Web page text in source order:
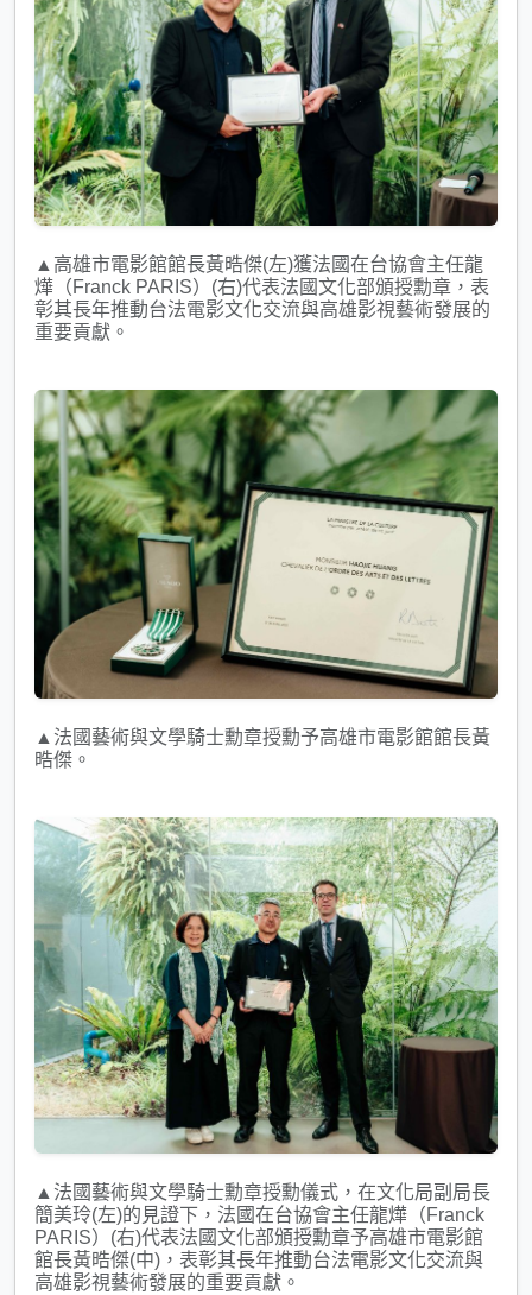
▲高雄市電影館館長黃晧傑(左)獲法國在台協會主任龍
燁（Franck PARIS）(右)代表法國文化部頒授勳章，表
彰其長年推動台法電影文化交流與高雄影視藝術發展的
重要貢獻。
▲法國藝術與文學騎士勳章授勳予高雄市電影館館長黃
晧傑。
▲法國藝術與文學騎士勳章授勳儀式，在文化局副局長
簡美玲(左)的見證下，法國在台協會主任龍燁（Franck
PARIS）(右)代表法國文化部頒授勳章予高雄市電影館
館長黃晧傑(中)，表彰其長年推動台法電影文化交流與
高雄影視藝術發展的重要貢獻。